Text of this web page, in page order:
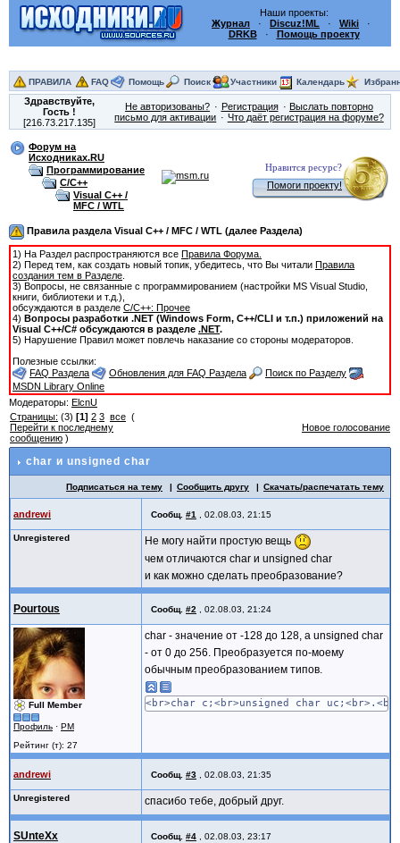
Наши проекты:
Журнал · Discuz!ML · Wiki ·
DRKB· Помощь проекту
ПРАВИЛА FAQ Помощь Поиск Участники Календарь
Здравствуйте,
Гость!
[216.73.217.135]
Не авторизованы? Регистрация
Выслать повторно
письмо для активации
Что даёт регистрация на форуме?
Форум на
Исходниках.RU
Программирование
C/C++
Visual C++ /
MFC / WTL
Нравится ресурс?
Помоги проекту!
Правила раздела Visual C++ / MFC / WTL (далее Раздела)
1) На Раздел распространяются все Правила Форума.
2) Перед тем, как создать новый топик, убедитесь, что Вы читали Правила
создания тем в Разделе
3) Вопросы, не связанные с программированием (настройки MS Visual Studio,
книги, библиотеки и т.д.),
обсуждаются в разделе C/C++: Прочее
4) Вопросы разработки .NET (Windows Form, C++/CLI и т.п.) приложений на
Visual C++/C# обсуждаются в разделе .NET.
5) Нарушение Правил может повлечь наказание со стороны модераторов.
Полезные ссылки:
FAQ Раздела
Обновления для FAQ Раздела
Поиск по Разделу
MSDN Library Online
Модераторы: ElcnU
Страницы: (3) [1] 2 3 все (
Перейти к последнему
сообщению )
Новое голосование
char и unsigned char
Подписаться на тему Сообщить другу Скачать/распечатать тему
andrewi Сообщ. #1 02.08.03, 21:15
Unregistered
Не могу найти простую вещь
чем отличаются char и unsigned char
и как можно сделать преобразование?
Pourtous Сообщ. #2 02.08.03, 21:24
Full Member
Профиль · PM
Рейтинг (т): 27
char - значение от -128 до 128, а unsigned char
- от 0 до 256. Преобразуется по-моему
обычным преобразованием типов.
<br>char c;<br>unsigned char
andrewi Сообщ. #3 02.08.03, 21:35
Unregistered спасибо тебе, добрый друг.
SUnteXx Сообщ. #4 02.08.03, 23:17